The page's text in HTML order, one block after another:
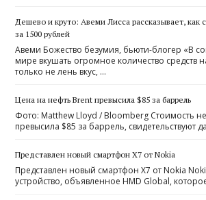
Дешево и круто: Авеми Лисса рассказывает, как
за 1500 рублей
Авеми Божество безумия, бьюти-блогер «В
мире вкушать огромное количество средств
только не лень вкус, …
Цена на нефть Brent превысила $85 за баррель
Фото: Matthew Lloyd / Bloomberg Стоимоcть
превысила $85 за баррель, свидетельствуют
Представлен новый смартфон X7 от Nokia
Представлен новый смартфон X7 от Nokia
устройство, объявленное HMD Global,